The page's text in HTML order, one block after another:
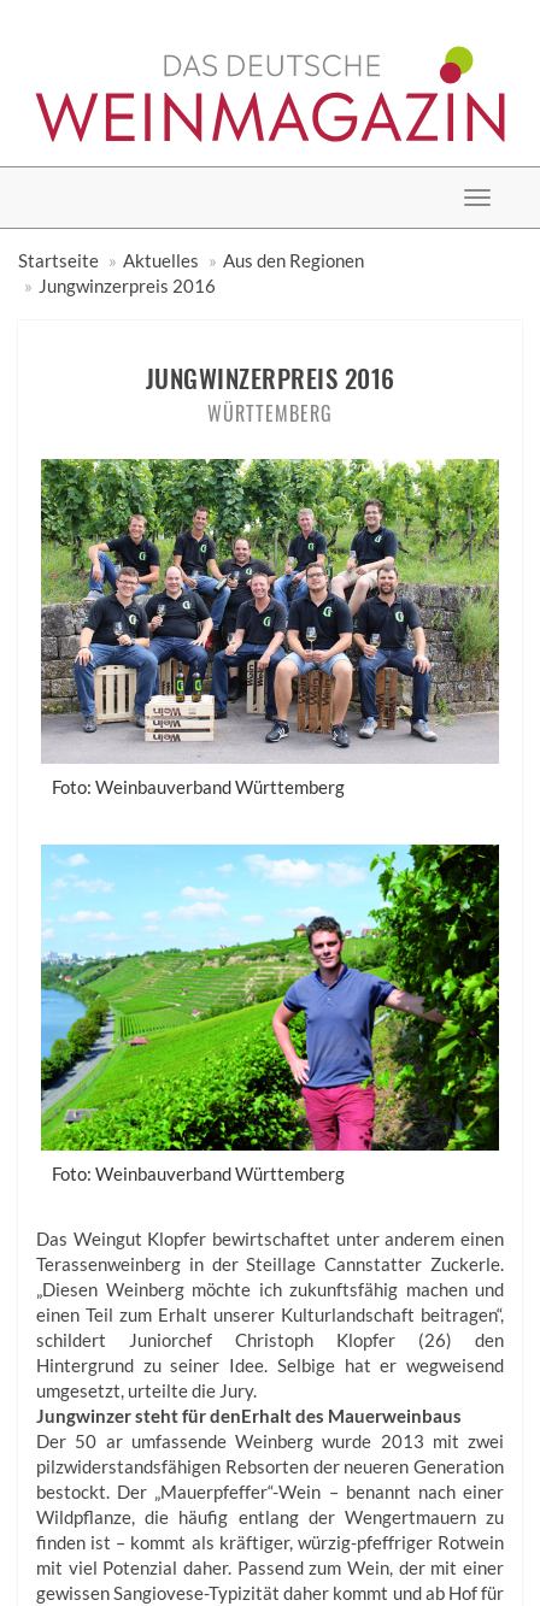
Toggle
Startseite
Aktuelles
Aus den Regionen
Jungwinzerpreis 2016
JUNGWINZERPREIS 2016
WÜRTTEMBERG
Foto: Weinbauverband Württemberg
Foto: Weinbauverband Württemberg
Das Weingut Klopfer bewirtschaftet unter anderem einen
Terassenweinberg in der Steillage Cannstatter Zuckerle.
„Diesen Weinberg möchte ich zukunftsfähig machen und
einen Teil zum Erhalt unserer Kulturlandschaft beitragen“,
schildert Juniorchef Christoph Klopfer (26) den
Hintergrund zu seiner Idee. Selbige hat er wegweisend
umgesetzt, urteilte die Jury.
Jungwinzer steht für denErhalt des Mauerweinbaus
Der 50 ar umfassende Weinberg wurde 2013 mit zwei
pilzwiderstandsfähigen Rebsorten der neueren Generation
bestockt. Der „Mauerpfeffer“-Wein – benannt nach einer
Wildpflanze, die häufig entlang der Wengertmauern zu
finden ist – kommt als kräftiger, würzig-pfeffriger Rotwein
mit viel Potenzial daher. Passend zum Wein, der mit einer
gewissen Sangiovese-Typizität daher kommt und ab Hof für